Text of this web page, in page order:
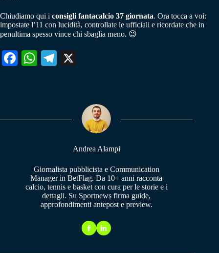
Chiudiamo qui i consigli fantacalcio 37 giornata. Ora tocca a voi:
impostate l’11 con lucidità, controllate le ufficiali e ricordate che in
penultima spesso vince chi sbaglia meno. 😉
Fa W
pp
Te
m
Andrea Alampi
Giornalista pubblicista e Communication
Manager in BetFlag. Da 10+ anni racconta
calcio, tennis e basket con cura per le storie e i
dettagli. Su Sportnews firma guide,
approfondimenti antepost e preview.